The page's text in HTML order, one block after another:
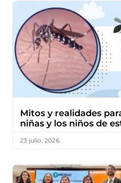
Mitos y realidades
niñas y los niños de
23 julio, 2026